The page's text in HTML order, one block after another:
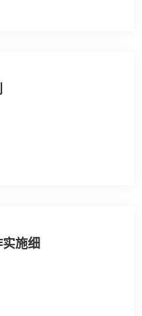
施细